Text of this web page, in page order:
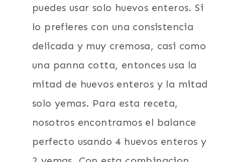
puedes usar solo huevos enteros. Si
lo prefieres con una consistencia
delicada y muy cremosa, casi como
una panna cotta, entonces usa la
mitad de huevos enteros y la mitad
solo yemas. Para esta receta,
nosotros encontramos el balance
perfecto usando 4 huevos enteros y